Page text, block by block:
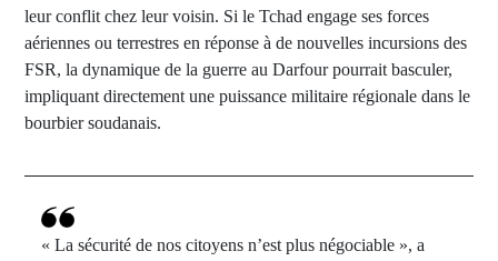
leur conflit chez leur voisin. Si le Tchad engage ses forces
aériennes ou terrestres en réponse à de nouvelles incursions des
FSR, la dynamique de la guerre au Darfour pourrait basculer,
impliquant directement une puissance militaire régionale dans le
bourbier soudanais.
« La sécurité de nos citoyens n’est plus négociable », a